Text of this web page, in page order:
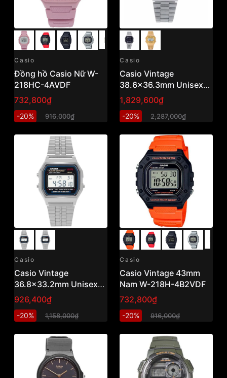
Casio
Đồng hồ Casio Nữ W-
218HC-4AVDF
732,800₫
-20% 916,000₫
Casio
Casio Vintage
38.6x36.3mm Unisex
A168WGG-1BDF
1,829,600₫
-20% 2,287,000₫
Casio
Casio Vintage
36.8x33.2mm Unisex
A159W-N1DF
926,400₫
-20% 1,158,000₫
Casio
Casio Vintage 43mm
Nam W-218H-4B2VDF
732,800₫
-20% 916,000₫